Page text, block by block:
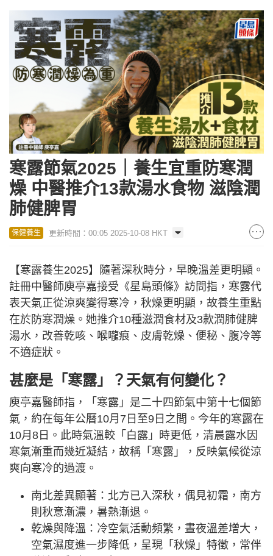
寒露節氣2025｜養生宜重防寒潤
燥 中醫推介13款湯水食物 滋陰潤
肺健脾胃
保健養生 更新時間：00:05 2025-10-08 HKT
【寒露養生2025】隨著深秋時分，早晚溫差更明顯。
註冊中醫師庾亭嘉接受《星島頭條》訪問指，寒露代
表天氣正從涼爽變得寒冷，秋燥更明顯，故養生重點
在於防寒潤燥。她推介10種滋潤食材及3款潤肺健脾
湯水，改善乾咳、喉嚨痕、皮膚乾燥、便秘、腹冷等
不適症狀。
甚麼是「寒露」？天氣有何變化？
庾亭嘉醫師指，「寒露」是二十四節氣中第十七個節
氣，約在每年公曆10月7日至9日之間。今年的寒露在
10月8日。此時氣溫較「白露」時更低，清晨露水因
寒氣漸重而幾近凝結，故稱「寒露」，反映氣候從涼
爽向寒冷的過渡。
南北差異顯著：北方已入深秋，偶見初霜，南方
則秋意漸濃，暑熱漸退。
乾燥與降溫：冷空氣活動頻繁，晝夜溫差增大，
空氣濕度進一步降低，呈現「秋燥」特徵，常伴